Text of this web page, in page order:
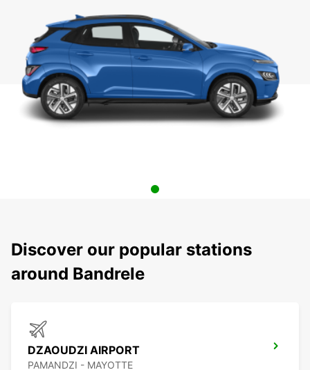
Discover our popular stations
around Bandrele
DZAOUDZI AIRPORT
PAMANDZI - MAYOTTE